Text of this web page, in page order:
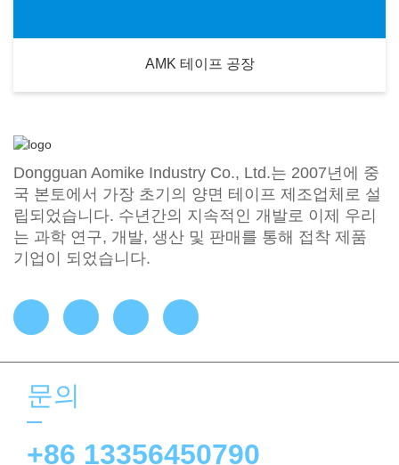
AMK 테이프 공장
Dongguan Aomike Industry Co., Ltd.는 2007년에 중
국 본토에서 가장 초기의 양면 테이프 제조업체로 설
립되었습니다. 수년간의 지속적인 개발로 이제 우리
는 과학 연구, 개발, 생산 및 판매를 통해 접착 제품
기업이 되었습니다.
문의
+86 13356450790